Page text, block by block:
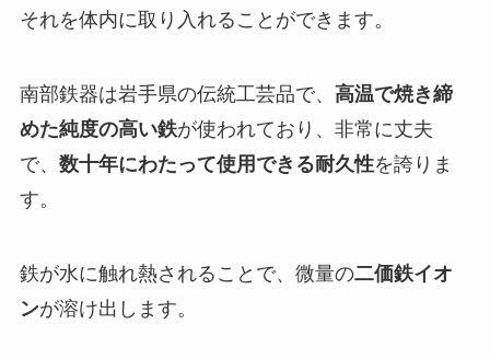
それを体内に取り入れることができます。
南部鉄器は岩手県の伝統工芸品で、 高温で焼き締
めた純度の高い鉄が使われており、非常に丈夫
で、 数十年にわたって使用できる耐久性を誇りま
す。
鉄が水に触れ熱されることで、微量の二価鉄イオ
ンが溶け出します。